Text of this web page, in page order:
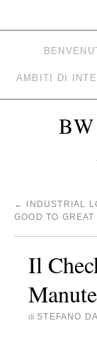
AMBITI DI
←
INDUSTRIAL
GOOD TO GREAT
Il
di STEFANO